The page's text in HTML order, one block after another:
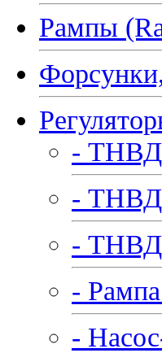
Рампы
- ТНВД
- ТНВД
- ТНВД
-
-